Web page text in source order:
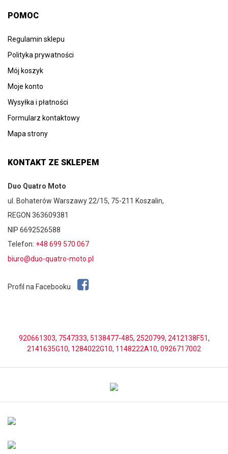
POMOC
Regulamin sklepu
Polityka prywatności
Mój koszyk
Moje konto
Wysyłka i płatności
Formularz kontaktowy
Mapa strony
KONTAKT ZE SKLEPEM
Duo Quatro Moto
ul. Bohaterów Warszawy 22/15, 75-211 Koszalin,
REGON 363609381
NIP 6692526588
Telefon: +48 699 570 067
biuro@duo-quatro-moto.pl
Profil na Facebooku
920661303, 7547333, 5138477-485, 2520799, 2412138F51,
2141635G10, 1284022G10, 1148222A10, 0926717002